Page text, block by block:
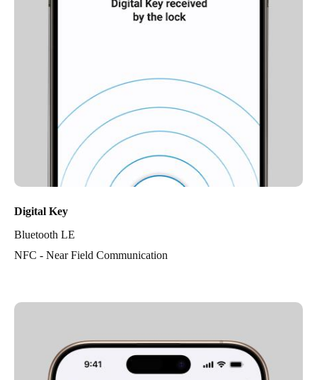
Digital Key
Bluetooth LE
NFC - Near Field Communication